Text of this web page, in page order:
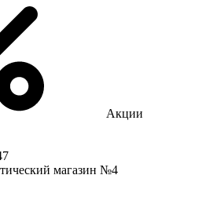
Акции
магазин №4